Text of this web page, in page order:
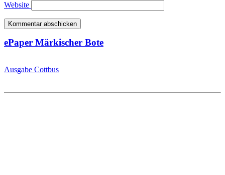
Website
ePaper Märkischer Bote
Ausgabe Cottbus